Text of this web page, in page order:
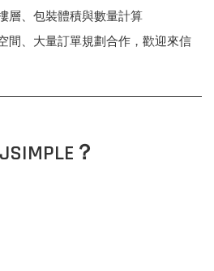
層、包裝體積與數量計算
間、大量訂單規劃合作，歡迎來信
？